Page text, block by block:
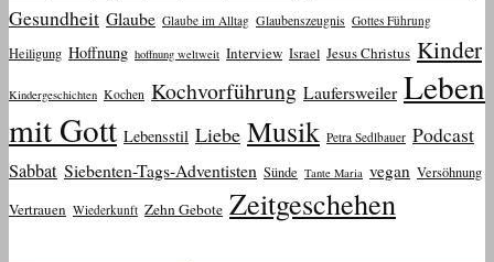
Gesundheit Glaube Glaube im Alltag Glaubenszeugnis Gottes Führung
Heiligung Hoffnung hoffnung weltweit Interview Israel Jesus Christus Kinder
Kindergeschichten Kochen Kochvorführung Laufersweiler Leben
mit Gott Lebensstil Liebe Musik Petra Sedlbauer Podcast
Sabbat Siebenten-Tags-Adventisten Sünde Tante Maria vegan Versöhnung
Vertrauen Wiederkunft Zehn Gebote Zeitgeschehen